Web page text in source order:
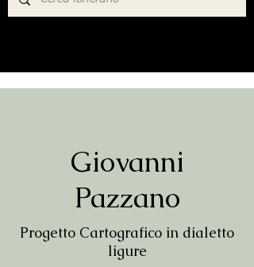
Giovanni
Pazzano
Progetto Cartografico in dialetto
ligure